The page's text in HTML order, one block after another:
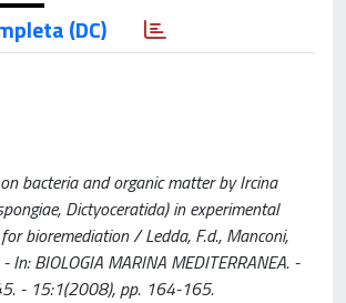
(DC)
bacteria and organic matter by Ircina
Dictyoceratida) in experimental
bioremediation / Ledda, F.d., Manconi,
In: BIOLOGIA MARINA MEDITERRANEA. -
- 15:1(2008), pp. 164-165.